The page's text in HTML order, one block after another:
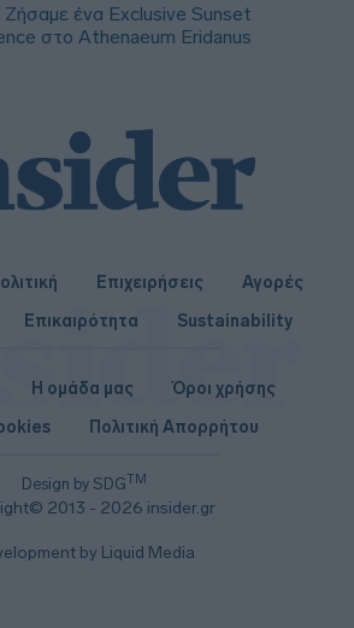
Ζήσαμε ένα Exclusive Sunset
στο Athenaeum Eridanus
Επιχειρήσεις
Αγορές
Επικαιρότητα Sustainability
Design by SDGTM
2013 - 2026 insider.gr
Η ομάδα μας
Όροι χρήσης
Πολιτική Απορρήτου
by Liquid Media